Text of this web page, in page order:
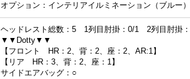
オプション：インテリアイルミネーション（ブルー
ヘッドレスト総数：5 1列目肘掛：0/1 2列目肘掛
▼▼Dotty▼▼
【フロント HR：2、背：2、座：2、AR:1】
【リア HR：3、背：2、座：1】
サイドエアバッグ：○